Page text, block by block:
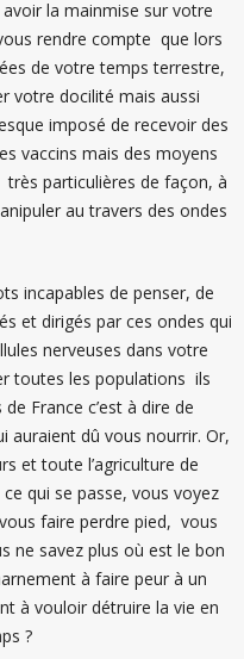
la mainmise sur votre
rendre compte que lors
de votre temps terrestre,
votre docilité mais aussi
imposé de recevoir des
vaccins mais des moyens
particulières de façon, à
au travers des ondes
incapables de penser, de
et dirigés par ces ondes qui
nerveuses dans votre
toutes les populations ils
France c’est à dire de
auraient dû vous nourrir. Or,
et toute l’agriculture de
qui se passe, vous voyez
faire perdre pied, vous
ne savez plus où est le bon
à faire peur à un
à vouloir détruire la vie en
?